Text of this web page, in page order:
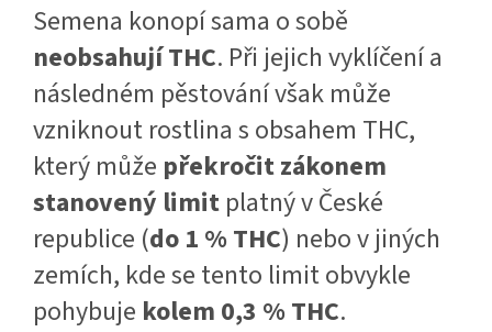
Semena konopí sama o sobě
neobsahují THC. Při jejich vyklíčení a
následném pěstování však může
vzniknout rostlina s obsahem THC,
který může překročit zákonem
stanovený limit platný v České
republice (do 1 % THC) nebo v jiných
zemích, kde se tento limit obvykle
pohybuje kolem 0,3 % THC.